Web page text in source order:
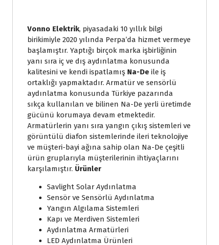
Vonno Elektrik, piyasadaki 10 yıllık bilgi
birikimiyle 2020 yılında Perpa’da hizmet vermeye
başlamıştır. Yaptığı birçok marka işbirliğinin
yanı sıra iç ve dış aydınlatma konusunda
kalitesini ve kendi ispatlamış Na-De ile iş
ortaklığı yapmaktadır. Armatür ve sensörlü
aydınlatma konusunda Türkiye pazarında
sıkça kullanılan ve bilinen Na-De yerli üretimde
gücünü korumaya devam etmektedir.
Armatürlerin yanı sıra yangın çıkış sistemleri ve
görüntülü diafon sistemlerinde ileri teknolojiye
ve müşteri-bayi ağına sahip olan Na-De çeşitli
ürün gruplarıyla müşterilerinin ihtiyaçlarını
karşılamıştır. Ürünler
Savlight SolarAydınlatma
Sensör ve Sensörlü Aydınlatma
Yangın Algılama Sistemleri
Kapı ve Merdiven Sistemleri
Aydınlatma Armatürleri
LED Aydınlatma Ürünleri